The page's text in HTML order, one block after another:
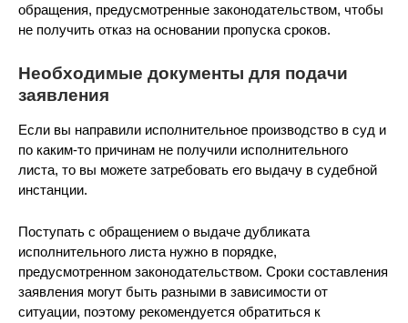
обращения, предусмотренные законодательством, чтобы
не получить отказ на основании пропуска сроков.
Необходимые документы для подачи
заявления
Если вы направили исполнительное производство в суд и
по каким-то причинам не получили исполнительного
листа, то вы можете затребовать его выдачу в судебной
инстанции.
Поступать с обращением о выдаче дубликата
исполнительного листа нужно в порядке,
предусмотренном законодательством. Сроки составления
заявления могут быть разными в зависимости от
ситуации, поэтому рекомендуется обратиться к